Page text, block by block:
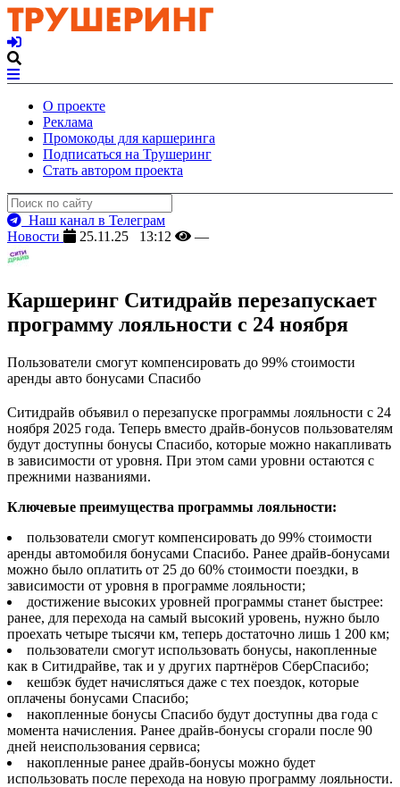
О проекте
Реклама
Промокоды для каршеринга
Подписаться на Трушеринг
Стать автором проекта
Наш канал в Телеграм
Новости
25.11.25 13:12 —
Каршеринг Ситидрайв перезапускает
программу лояльности с 24 ноября
Пользователи смогут компенсировать до 99% стоимости
аренды авто бонусами Спасибо
Ситидрайв объявил о перезапуске программы лояльности с 24
ноября 2025 года. Теперь вместо драйв-бонусов пользователям
будут доступны бонусы Спасибо, которые можно накапливать
в зависимости от уровня. При этом сами уровни остаются с
прежними названиями.
Ключевые преимущества программы лояльности:
пользователи смогут компенсировать до 99% стоимости
аренды автомобиля бонусами Спасибо. Ранее драйв-бонусами
можно было оплатить от 25 до 60% стоимости поездки, в
зависимости от уровня в программе лояльности;
достижение высоких уровней программы станет быстрее:
ранее, для перехода на самый высокий уровень, нужно было
проехать четыре тысячи км, теперь достаточно лишь 1 200 км;
пользователи смогут использовать бонусы, накопленные
как в Ситидрайве, так и у других партнёров СберСпасибо;
кешбэк будет начисляться даже с тех поездок, которые
оплачены бонусами Спасибо;
накопленные бонусы Спасибо будут доступны два года с
момента начисления. Ранее драйв-бонусы сгорали после 90
дней неиспользования сервиса;
накопленные ранее драйв-бонусы можно будет
использовать после перехода на новую программу лояльности.